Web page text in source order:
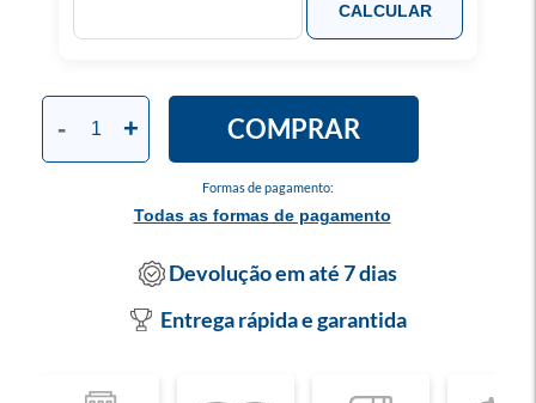
Formas de pagamento:
Todas as formas de pagamento
- + COMPRAR
CALCULAR
Devolução em até 7 dias
Entrega rápida e garantida